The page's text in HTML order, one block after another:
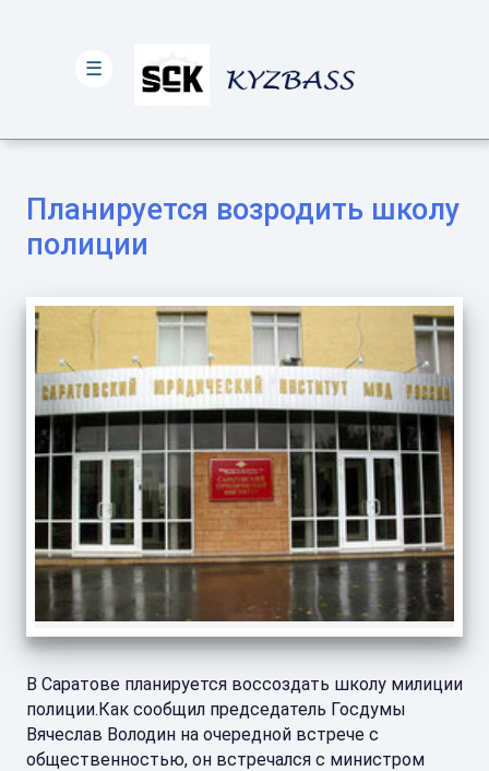
Планируется возродить школу
полиции
В Саратове планируется воссоздать школу милиции
полиции.Как сообщил председатель Госдумы
Вячеслав Володин на очередной встрече с
общественностью, он встречался с министром
☰